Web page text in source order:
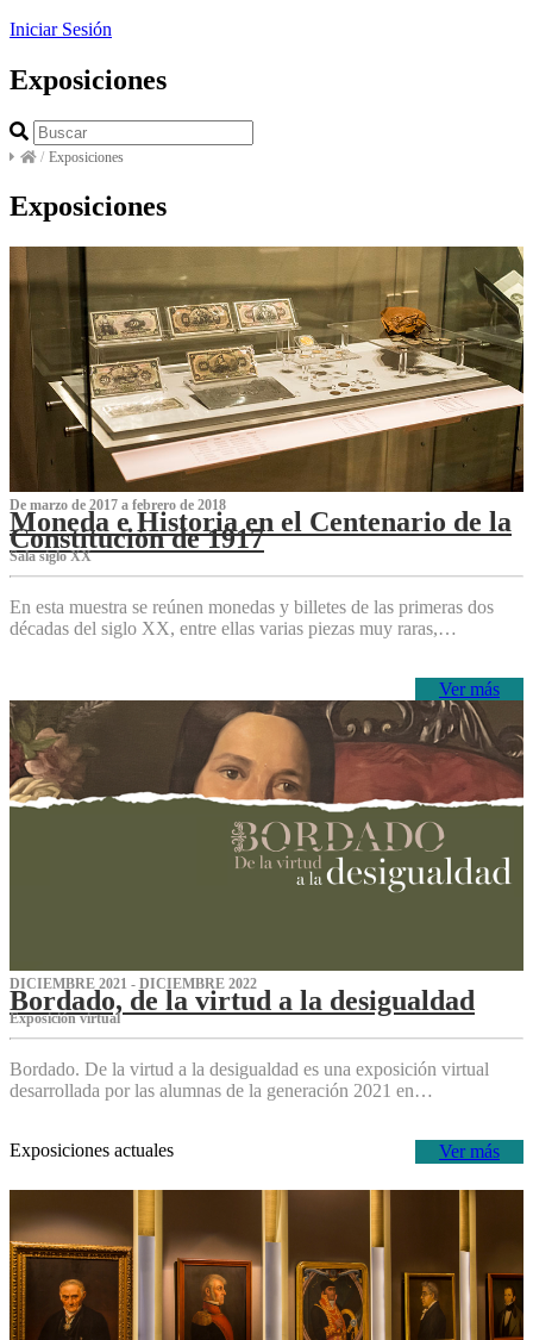
Iniciar Sesión
Exposiciones
/ Exposiciones
Exposiciones
De marzo de 2017 a febrero de 2018
Moneda e Historia en el Centenario de la
Constitución de 1917
Sala siglo XX
En esta muestra se reúnen monedas y billetes de las primeras dos
décadas del siglo XX, entre ellas varias piezas muy raras,…
Ver más
DICIEMBRE 2021 - DICIEMBRE 2022
Bordado, de la virtud a la desigualdad
Exposición virtual‌
Bordado. De la virtud a la desigualdad es una exposición virtual
desarrollada por las alumnas de la generación 2021 en…
Ver más
Exposiciones actuales